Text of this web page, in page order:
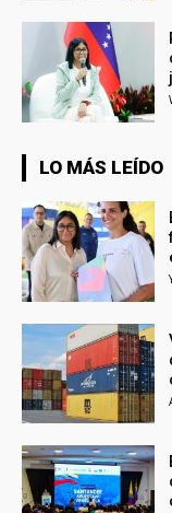
LO MÁS LEÍDO